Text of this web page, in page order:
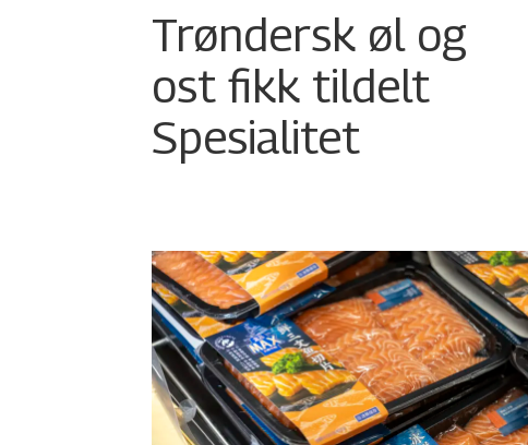
Trøndersk øl og
ost fikk tildelt
Spesialitet